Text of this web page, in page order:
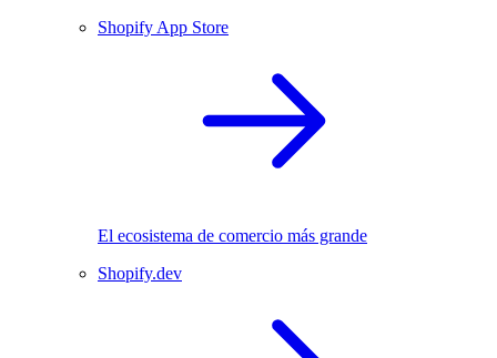
Shopify App Store
El ecosistema de comercio más grande
Shopify.dev